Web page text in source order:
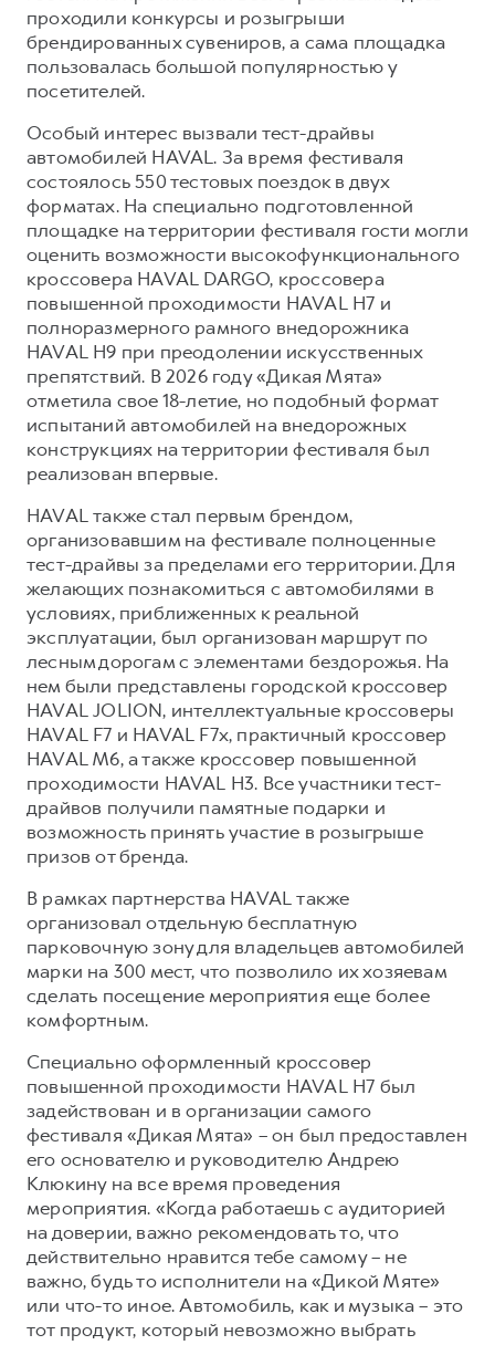
Автомобильные аксессуары
Коллекция CITY
Коллекция Базовая
Коллекция Базовая
Коллекция Детская
проходили конкурсы и розыгрыши
брендированных сувениров, а сама площадка
пользовалась большой популярностью у
посетителей.
Особый интерес вызвали тест-драйвы
автомобилей HAVAL. За время фестиваля
состоялось 550 тестовых поездок в двух
форматах. На специально подготовленной
площадке на территории фестиваля гости могли
оценить возможности высокофункционального
кроссовера HAVAL DARGO, кроссовера
повышенной проходимости HAVAL H7 и
полноразмерного рамного внедорожника
HAVAL H9 при преодолении искусственных
препятствий. В 2026 году «Дикая Мята»
отметила свое 18-летие, но подобный формат
испытаний автомобилей на внедорожных
конструкциях на территории фестиваля был
реализован впервые.
HAVAL также стал первым брендом,
организовавшим на фестивале полноценные
тест-драйвы за пределами его территории. Для
желающих познакомиться с автомобилями в
условиях, приближенных к реальной
эксплуатации, был организован маршрут по
лесным дорогам с элементами бездорожья. На
нем были представлены городской кроссовер
HAVAL JOLION, интеллектуальные кроссоверы
HAVAL F7 и HAVAL F7x, практичный кроссовер
HAVAL M6, а также кроссовер повышенной
проходимости HAVAL H3. Все участники тест-
драйвов получили памятные подарки и
возможность принять участие в розыгрыше
призов от бренда.
В рамках партнерства HAVAL также
организовал отдельную бесплатную
парковочную зону для владельцев автомобилей
марки на 300 мест, что позволило их хозяевам
сделать посещение мероприятия еще более
комфортным.
Специально оформленный кроссовер
повышенной проходимости HAVAL H7 был
задействован и в организации самого
фестиваля «Дикая Мята» – он был предоставлен
его основателю и руководителю Андрею
Клюкину на все время проведения
мероприятия. «Когда работаешь с аудиторией
на доверии, важно рекомендовать то, что
действительно нравится тебе самому – не
важно, будь то исполнители на «Дикой Мяте»
или что-то иное. Автомобиль, как и музыка – это
тот продукт, который невозможно выбрать